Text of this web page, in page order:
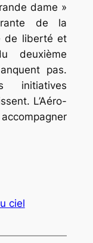
dame »
de la
de liberté et
deuxième
pas.
initiatives
L’Aéro-
ciel